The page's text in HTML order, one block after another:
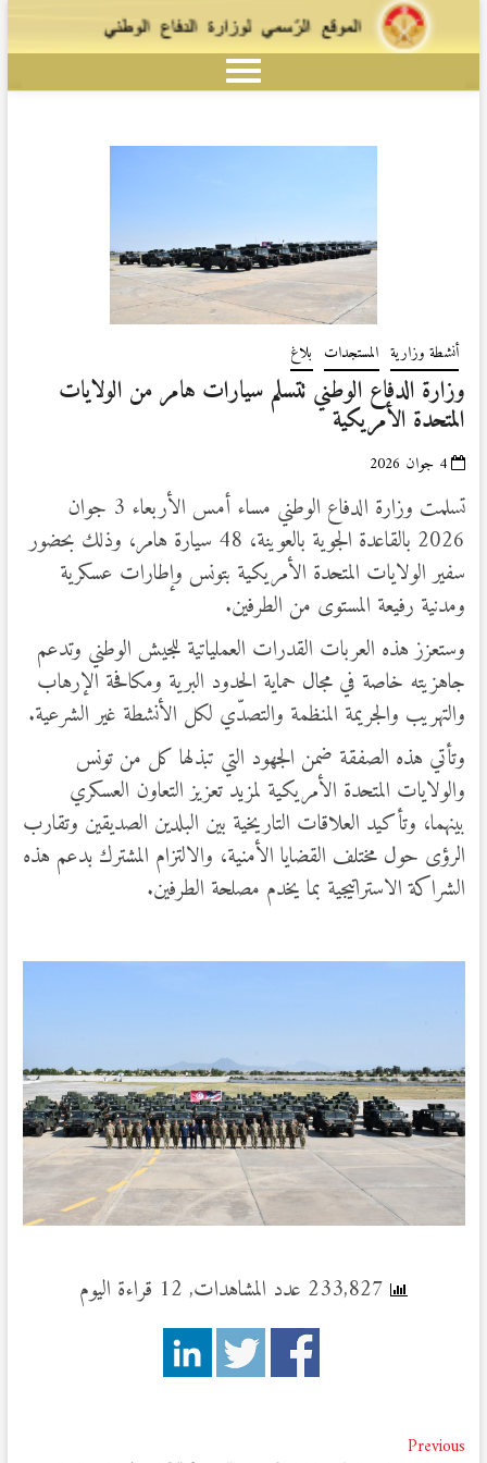
أنشطة وزارية المستجدات بلاغ
وزارة الدفاع الوطني تتسلم سيارات هامر من الولايات
المتحدة الأمريكية
4 جوان 2026
تسلمت وزارة الدفاع الوطني مساء أمس الأربعاء 3 جوان
2026 بالقاعدة الجوية بالعوينة، 48 سيارة هامر، وذلك بحضور
سفير الولايات المتحدة الأمريكية بتونس وإطارات عسكرية
ومدنية رفيعة المستوى من الطرفين.
وستعزز هذه العربات القدرات العملياتية للجيش الوطني وتدعم
جاهزيته خاصة في مجال حماية الحدود البرية ومكافحة الإرهاب
والتهريب والجريمة المنظمة والتصدّي لكل الأنشطة غير الشرعية.
وتأتي هذه الصفقة ضمن الجهود التي تبذلها كل من تونس
والولايات المتحدة الأمريكية لمزيد تعزيز التعاون العسكري
بينهما، وتأكيد العلاقات التاريخية بين البلدين الصديقين وتقارب
الرؤى حول مختلف القضايا الأمنية، والالتزام المشترك بدعم هذه
الشراكة الاستراتيجية بما يخدم مصلحة الطرفين.
233,827 عدد المشاهدات, 12 قراءة اليوم
تصفّح
Previous
Previous